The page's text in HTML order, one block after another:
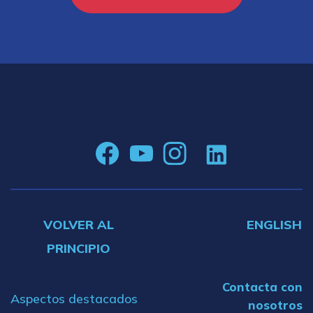
VOLVER AL
PRINCIPIO
ENGLISH
Aspectos destacados
Contacta con
nosotros